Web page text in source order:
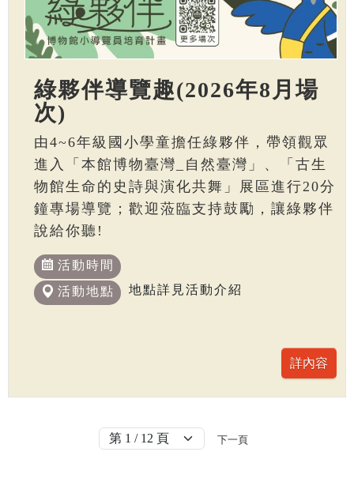
綠夥伴導覽趣(2026年8月場
次)
由4~6年級國小學童擔任綠夥伴，帶領觀眾
進入「本館博物臺灣_自然臺灣」、「古生
物館生命的史詩與演化共舞」展區進行20分
鐘專場導覽；歡迎蒞臨支持鼓勵，讓綠夥伴
說給你聽!
活動時間
活動地點
地點詳見活動介紹
下一頁